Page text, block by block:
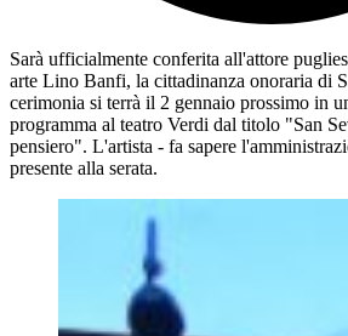
Sarà ufficialmente conferita all'attore
arte Lino Banfi, la cittadinanza onoraria di
cerimonia si terrà il 2 gennaio prossimo in
programma al teatro Verdi dal titolo "San
pensiero". L'artista - fa sapere
presente alla serata.